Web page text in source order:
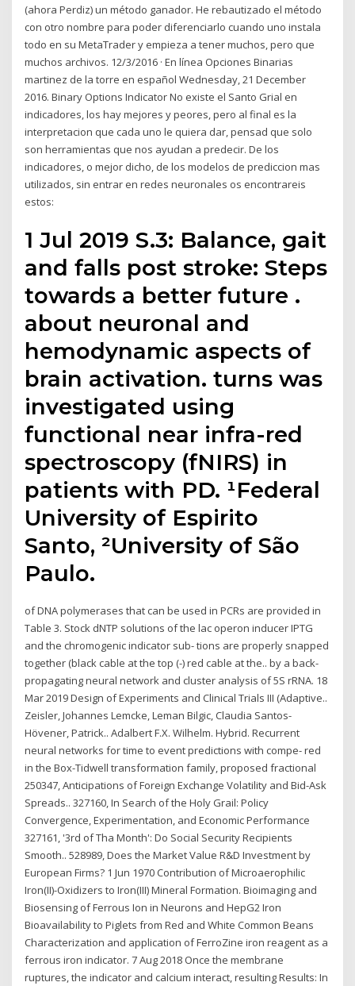
(ahora Perdiz) un método ganador. He rebautizado el método
con otro nombre para poder diferenciarlo cuando uno instala
todo en su MetaTrader y empieza a tener muchos, pero que
muchos archivos. 12/3/2016 · En línea Opciones Binarias
martinez de la torre en español Wednesday, 21 December
2016. Binary Options Indicator No existe el Santo Grial en
indicadores, los hay mejores y peores, pero al final es la
interpretacion que cada uno le quiera dar, pensad que solo
son herramientas que nos ayudan a predecir. De los
indicadores, o mejor dicho, de los modelos de prediccion mas
utilizados, sin entrar en redes neuronales os encontrareis
estos:
1 Jul 2019 S.3: Balance, gait
and falls post stroke: Steps
towards a better future .
about neuronal and
hemodynamic aspects of
brain activation. turns was
investigated using
functional near infra-red
spectroscopy (fNIRS) in
patients with PD. ¹Federal
University of Espirito
Santo, ²University of São
Paulo.
of DNA polymerases that can be used in PCRs are provided in
Table 3. Stock dNTP solutions of the lac operon inducer IPTG
and the chromogenic indicator sub- tions are properly snapped
together (black cable at the top (-) red cable at the.. by a back-
propagating neural network and cluster analysis of 5S rRNA. 18
Mar 2019 Design of Experiments and Clinical Trials III (Adaptive..
Zeisler, Johannes Lemcke, Leman Bilgic, Claudia Santos-
Hövener, Patrick.. Adalbert F.X. Wilhelm. Hybrid. Recurrent
neural networks for time to event predictions with compe- red
in the Box-Tidwell transformation family, proposed fractional
250347, Anticipations of Foreign Exchange Volatility and Bid-Ask
Spreads.. 327160, In Search of the Holy Grail: Policy
Convergence, Experimentation, and Economic Performance
327161, '3rd of Tha Month': Do Social Security Recipients
Smooth.. 528989, Does the Market Value R&D Investment by
European Firms? 1 Jun 1970 Contribution of Microaerophilic
Iron(II)-Oxidizers to Iron(III) Mineral Formation. Bioimaging and
Biosensing of Ferrous Ion in Neurons and HepG2 Iron
Bioavailability to Piglets from Red and White Common Beans
Characterization and application of FerroZine iron reagent as a
ferrous iron indicator. 7 Aug 2018 Once the membrane
ruptures, the indicator and calcium interact, resulting Results: In